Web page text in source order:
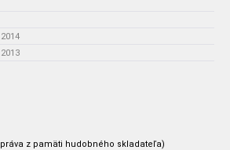
z pamäti hudobného skladateľa)